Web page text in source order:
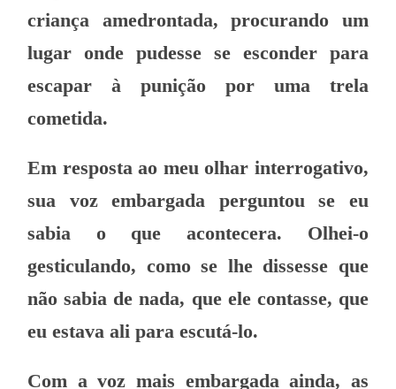
criança amedrontada, procurando um
lugar onde pudesse se esconder para
escapar à punição por uma trela
cometida.
Em resposta ao meu olhar interrogativo,
sua voz embargada perguntou se eu
sabia o que acontecera. Olhei-o
gesticulando, como se lhe dissesse que
não sabia de nada, que ele contasse, que
eu estava ali para escutá-lo.
Com a voz mais embargada ainda, as